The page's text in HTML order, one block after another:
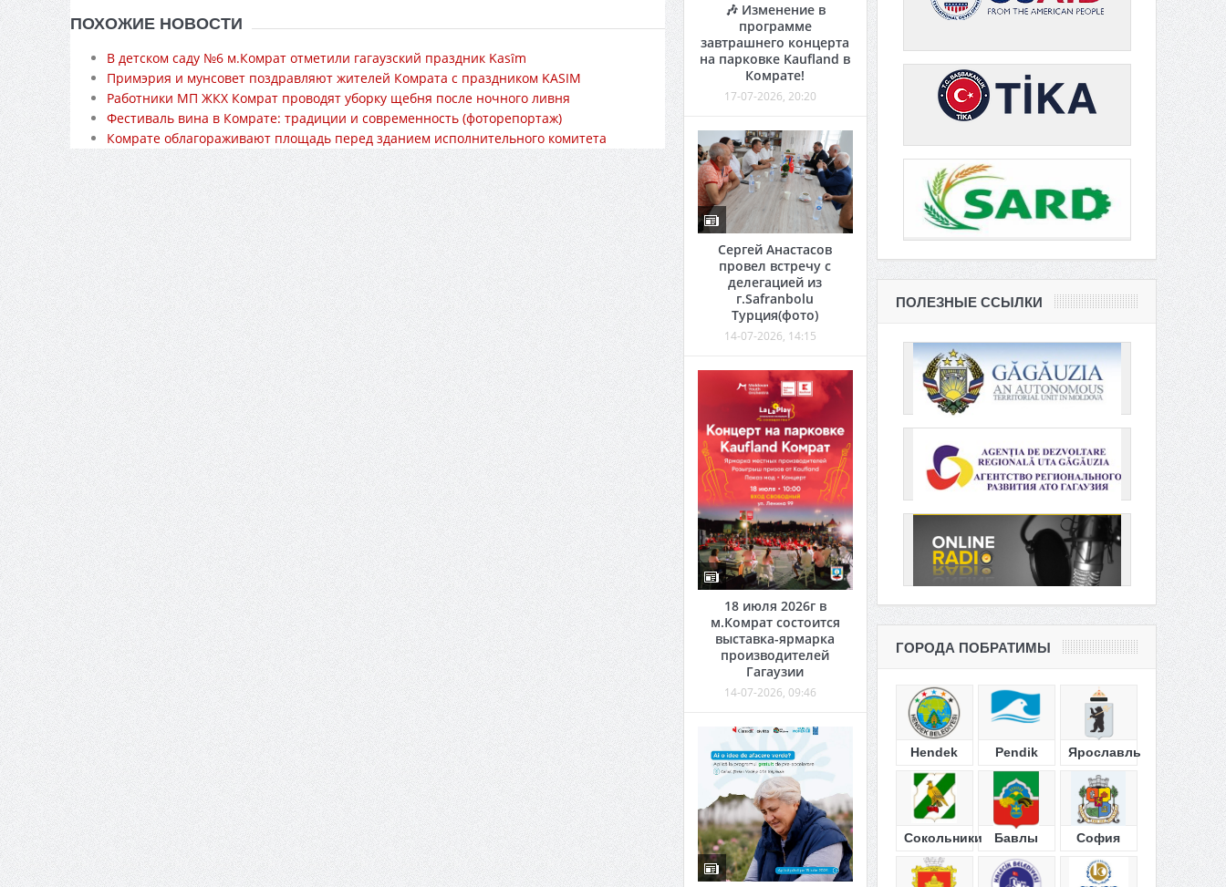
ПОХОЖИЕ НОВОСТИ
В детском саду №6 м.Комрат отметили гагаузский праздник Kasȋm
Примэрия и мунсовет поздравляют жителей Комрата с праздником KASIM
Работники МП ЖКХ Комрат проводят уборку щебня после ночного ливня
Фестиваль вина в Комрате: традиции и современность (фоторепортаж)
Комрате облагораживают площадь перед зданием исполнительного комитета
🎶 Изменение в
программе
завтрашнего концерта
на парковке Kaufland в
Комрате!
17-07-2026, 20:20
Сергей Анастасов
провел встречу с
делегацией из
г.Safranbolu
Турция(фото)
14-07-2026, 14:15
18 июля 2026г в
м.Комрат состоится
выставка-ярмарка
производителей
Гагаузии
14-07-2026, 09:46
ПОЛЕЗНЫЕ ССЫЛКИ
ГОРОДА ПОБРАТИМЫ
Hendek Pendik Ярославль
Сокольники Бавлы София